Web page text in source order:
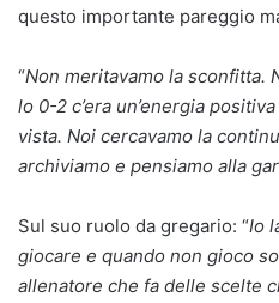
questo importante pareggio
“Non meritavamo la sconfitta.
lo 0-2 c’era un’energia
vista. Noi cercavamo la
archiviamo e pensiamo alla
Sul suo ruolo da gregario: “Io
giocare e quando non gioco
allenatore che fa delle scelte